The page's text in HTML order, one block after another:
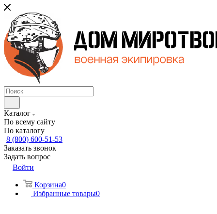
Каталог
По всему сайту
По каталогу
8 (800) 600-51-53
Заказать звонок
Задать вопрос
Войти
Корзина0
Избранные товары0